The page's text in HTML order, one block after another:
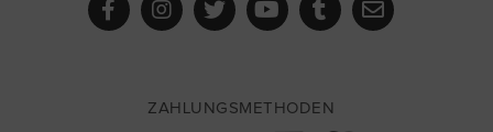
ZAHLUNGSMETHODEN